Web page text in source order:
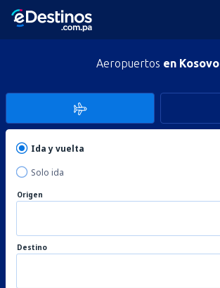
Aeropuertos en Kosovo
Ida y vuelta
Solo ida
Origen
Destino